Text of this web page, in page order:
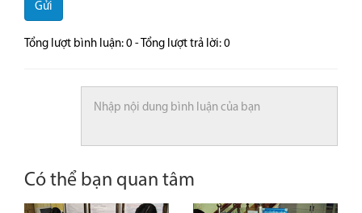
Gửi
Tổng lượt bình luận: 0 - Tổng lượt trả lời: 0
Có thể bạn quan tâm